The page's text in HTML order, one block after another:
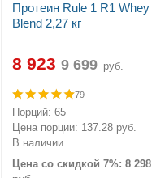
Протеин Rule 1 R1 Whey
Blend 2,27 кг
8 923 руб.
79
Порций: 65
Цена порции: 137.28 руб.
В наличии
Цена со скидкой 7%: 8 298